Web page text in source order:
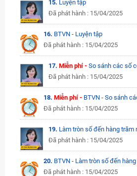
15. Luyện tập
Đã phát hành : 15/04/2025
16. BTVN - Luyện tập
Đã phát hành : 15/04/2025
17. Miễn phí - So sánh các số
Đã phát hành : 15/04/2025
18.Miễn phí - BTVN - So sánh
Đã phát hành : 15/04/2025
19. Làm tròn số đến hàng trăm
Đã phát hành : 15/04/2025
20. BTVN - Làm tròn số đến
Đã phát hành : 15/04/2025